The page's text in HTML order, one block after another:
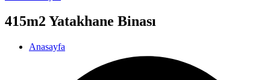
415m2 Yatakhane Binası
Anasayfa